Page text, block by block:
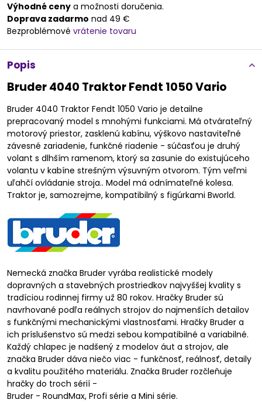
Výhodné ceny a možnosti doručenia.
Doprava zadarmo nad 49 €
Bezproblémové vrátenie tovaru
Popis
Bruder 4040 Traktor Fendt 1050 Vario
Bruder 4040 Traktor Fendt 1050 Vario je detailne
prepracovaný model s mnohými funkciami. Má otvárateľný
motorový priestor, zasklenú kabínu, výškovo nastaviteľné
závesné zariadenie, funkčné riadenie - súčasťou je druhý
volant s dlhším ramenom, ktorý sa zasunie do existujúceho
volantu v kabíne strešným výsuvným otvorom. Tým veľmi
uľahčí ovládanie stroja.. Model má odnímateľné kolesa.
Traktor je, samozrejme, kompatibilný s figúrkami Bworld.
Nemecká značka Bruder vyrába realistické modely
dopravných a stavebných prostriedkov najvyššej kvality s
tradíciou rodinnej firmy už 80 rokov. Hračky Bruder sú
navrhované podľa reálnych strojov do najmenších detailov
s funkčnými mechanickými vlastnosťami. Hračky Bruder a
ich príslušenstvo sú medzi sebou kompatibilné a variabilné.
Každý chlapec je nadšený z modelov áut a strojov, ale
značka Bruder dáva niečo viac - funkčnosť, reálnosť, detaily
a kvalitu použitého materiálu. Značka Bruder rozčleňuje
hračky do troch sérií -
Bruder - RoundMax, Profi série a Mini série.